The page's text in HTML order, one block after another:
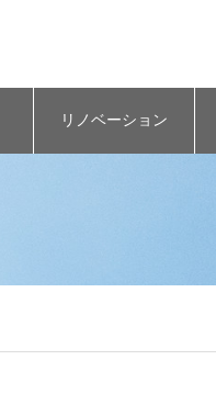
リノベーション